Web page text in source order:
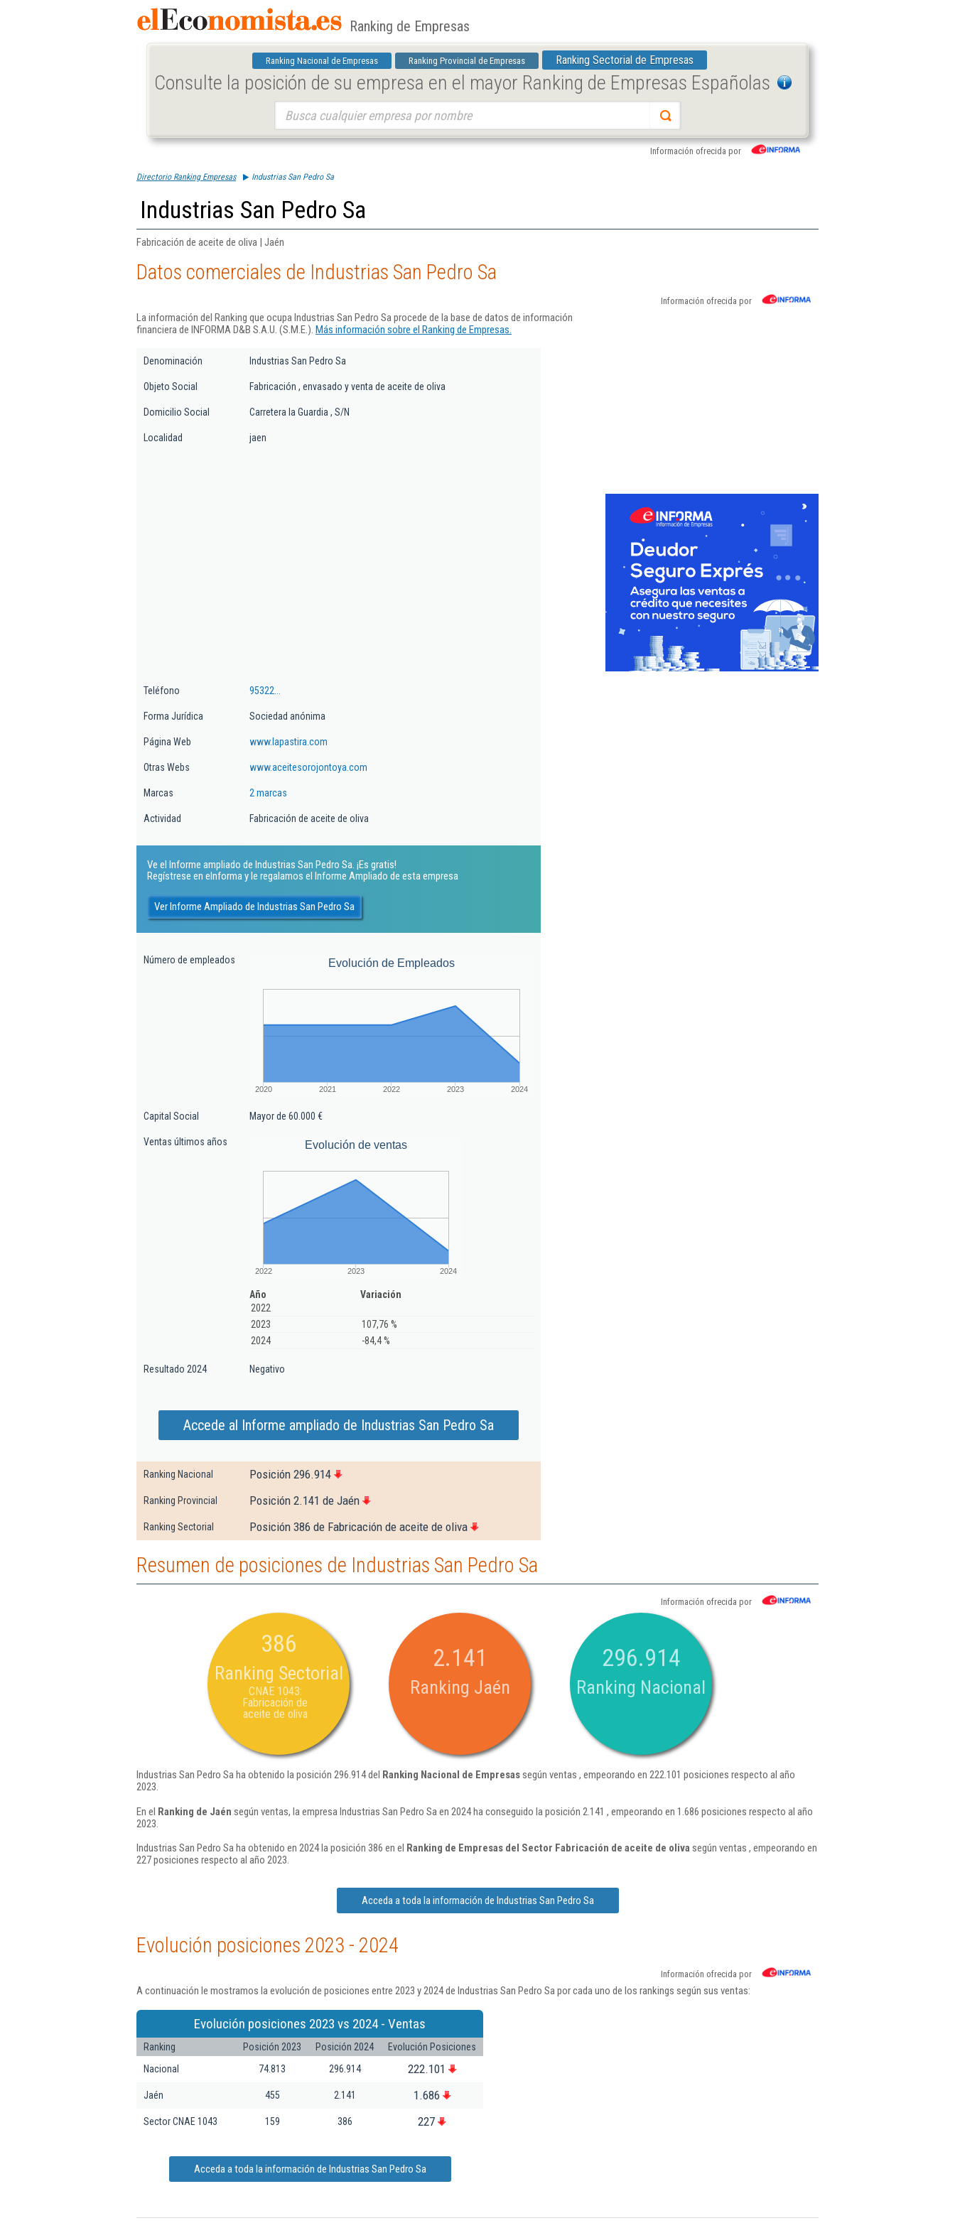
Ranking de Empresas
Ranking Nacional de Empresas Ranking Provincial de Empresas Ranking Sectorial de Empresas
Consulte la posición de su empresa en el mayor Ranking de Empresas Españolas
Información ofrecida por
Directorio Ranking Empresas Industrias San Pedro Sa
Industrias San Pedro Sa
Fabricación de aceite de oliva | Jaén
Datos comerciales de Industrias San Pedro Sa
Información ofrecida por
La información del Ranking que ocupa Industrias San Pedro Sa procede de la base de datos de información
financiera de INFORMA D&B S.A.U. (S.M.E.). Más información sobre el Ranking de Empresas.
Denominación Industrias San Pedro Sa
Objeto Social Fabricación , envasado y venta de aceite de oliva
Domicilio Social Carretera la Guardia , S/N
Localidad jaen
Teléfono 95322...
Forma Jurídica Sociedad anónima
Página Web www.lapastira.com
Otras Webs www.aceitesorojontoya.com
Marcas 2 marcas
Actividad Fabricación de aceite de oliva
Ve el Informe ampliado de Industrias San Pedro Sa. ¡Es gratis!
Regístrese en eInforma y le regalamos el Informe Ampliado de esta empresa
Ver Informe Ampliado de Industrias San Pedro Sa
Número de empleados Evolución de Empleados
2020 2021 2022 2023 2024
Capital Social Mayor de 60.000 €
Ventas últimos años Evolución de ventas
2022 2023 2024
Año
Variación
2022
2023
107,76 %
2024
-84,4 %
Resultado 2024 Negativo
Accede al Informe ampliado de Industrias San Pedro Sa
Ranking Nacional Posición 296.914
Ranking Provincial Posición 2.141 de Jaén
Ranking Sectorial Posición 386 de Fabricación de aceite de oliva
Resumen de posiciones de Industrias San Pedro Sa
Información ofrecida por
386
Ranking Sectorial
CNAE 1043:
Fabricación de
aceite de oliva
2.141
Ranking Jaén
296.914
Ranking Nacional
Industrias San Pedro Sa ha obtenido la posición 296.914 del Ranking Nacional de Empresassegún ventas , empeorando en 222.101 posiciones respecto al año
2023.
En el Ranking de Jaén según ventas, la empresa Industrias San Pedro Sa en 2024 ha conseguido la posición 2.141 , empeorando en 1.686 posiciones respecto al año
2023.
Industrias San Pedro Sa ha obtenido en 2024 la posición 386 en el Ranking de Empresas del Sector Fabricación de aceite de olivasegún ventas , empeorando en
227 posiciones respecto al año 2023.
Acceda a toda la información de Industrias San Pedro Sa
Evolución posiciones 2023 - 2024
Información ofrecida por
A continuación le mostramos la evolución de posiciones entre 2023 y 2024 de Industrias San Pedro Sa por cada uno de los rankings según sus ventas:
Evolución posiciones 2023 vs 2024 - Ventas
Ranking Posición 2023 Posición 2024
Evolución Posiciones
Nacional
74.813 296.914 222.101
Jaén 455 2.141 1.686
Sector CNAE 1043 159 386 227
Acceda a toda la información de Industrias San Pedro Sa